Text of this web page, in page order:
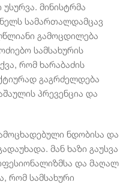
უსურვა. მინისტრმა
სამართალდამცავ
გამოცდილება
სამსახურის
რომ ხარაბაძის
გაგრძელდება
პრევენცია და
ნდობისა და
მან ხაზი გაუსვა
და მაღალ
რომ სამსახური